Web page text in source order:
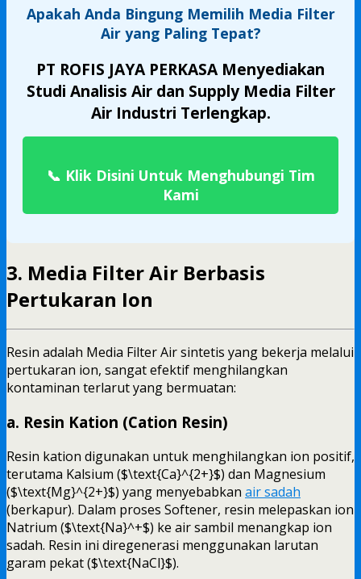
Apakah Anda Bingung Memilih Media Filter
Airyang Paling Tepat?
PT ROFIS JAYA PERKASA Menyediakan
Studi Analisis Air dan Supply Media Filter
Air Industri Terlengkap.
📞 Klik Disini Untuk Menghubungi Tim
Kami
3. Media Filter Air Berbasis
Pertukaran Ion
Resin adalah Media Filter Air sintetis yang bekerja melalui
pertukaran ion, sangat efektif menghilangkan
kontaminan terlarut yang bermuatan:
a. Resin Kation (Cation Resin)
Resin kation digunakan untuk menghilangkan ion positif,
terutama Kalsium ($\text{Ca}^{2+}$) dan Magnesium
($\text{Mg}^{2+}$) yang menyebabkan air sadah
(berkapur). Dalam proses Softener, resin melepaskan ion
Natrium ($\text{Na}^+$) ke air sambil menangkap ion
sadah. Resin ini diregenerasi menggunakan larutan
garam pekat ($\text{NaCl}$).